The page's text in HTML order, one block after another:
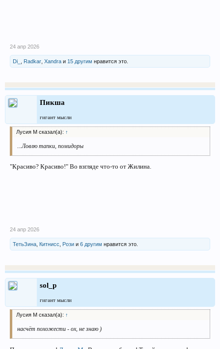
24 апр 2026
Di_ Radkar Xandra и 15 другим нравится это.
Пикша
гигант мысли
Лусия М сказал(а): ↑
...Ловлю тапки, помидоры
"Красиво? Красиво!" Во взгляде что-то от Жилина.
24 апр 2026
ТетьЗина, Китнисс, Рози и 6 другим нравится это.
sol_p
гигант мысли
Лусия М сказал(а): ↑
насчёт похожести - ох, не знаю )